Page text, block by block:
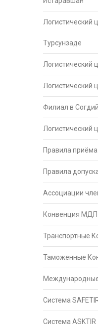
Логистический
Турсунзаде
Логистический
Логистический
Филиал в
Логистический
Правила
Правила
Ассоциации
Конвенция МДП
Транспортные
Таможенные
Система
Система ASKTIR